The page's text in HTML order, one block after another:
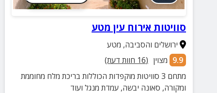
סוויטות אירוח עין מטע
ירושלים והסביבה, מטע
9.9 מצוין (
16 חוות דעת)
מתחם 3 סוויטות מוקפדות הכוללות בריכת מלח מחוממת
ומקורה, סאונה יבשה, עמדת מנגל ועוד